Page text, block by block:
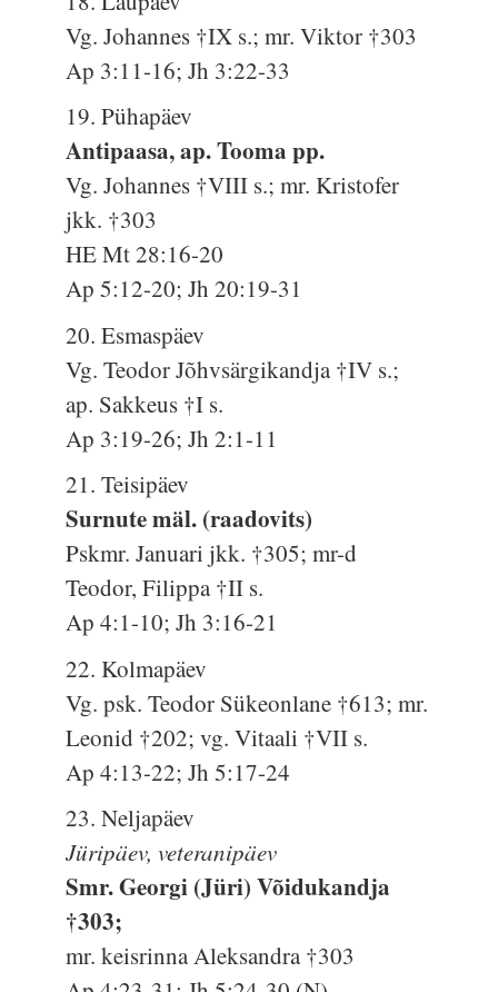
Vg. Johannes †IX s.; mr. Viktor †303
Ap 3:11-16; Jh 3:22-33
19. Pühapäev
Antipaasa, ap. Tooma pp.
Vg. Johannes †VIII s.; mr. Kristofer
jkk. †303
HE Mt 28:16-20
Ap 5:12-20; Jh 20:19-31
20. Esmaspäev
Vg. Teodor Jõhvsärgikandja †IV s.;
ap. Sakkeus †I s.
Ap 3:19-26; Jh 2:1-11
21. Teisipäev
Surnute mäl. (raadovits)
Pskmr. Januari jkk. †305; mr-d
Teodor, Filippa †II s.
Ap 4:1-10; Jh 3:16-21
22. Kolmapäev
Vg. psk. Teodor Sükeonlane †613; mr.
Leonid †202; vg. Vitaali †VII s.
Ap 4:13-22; Jh 5:17-24
23. Neljapäev
Jüripäev, veteranipäev
Smr. Georgi (Jüri) Võidukandja
†303;
mr. keisrinna Aleksandra †303